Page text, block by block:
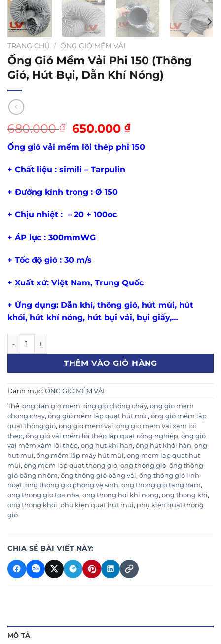
TRANG CHỦ / ỐNG GIÓ MỀM VẢI
Ống Gió Mềm Vải Phi 150 (Thông
Gió, Hút Bụi, Dẫn Khí Nóng)
680.000₫
Giá
gốc
là:
680.000 ₫.
650.000₫Giá
hiện
tại
Ống gió vải mềm lõi thép phi 150
+ Chất liệu : simili – Tarpulin
+ Đường kính trong : Ø 150
+ Chịu nhiệt : – 20 + 100oc
+ ÁP lực : 300mmWG
+ Tốc độ gió : 30 m/s
+ Xuất xứ: Việt Nam, Trung Quốc
+ Ứng dụng: Dẫn khí, thông gió, hút mùi, hút
khói, hút khí nóng, hút bụi vải, bụi giấy,…
Ống Gió Mềm Vải Phi 150 (Thông Gió, Hút Bụi, Dẫn Khí
THÊM VÀO GIỎ HÀNG
Danh mục: ỐNG GIÓ MỀM VẢI
Thẻ: ong dan gio mem, ống gió chống cháy, ong gio mem
chong chay, ống gió mềm lắp quạt hút mùi, ống gió mềm lắp
quạt thông gió, ong gio mem vai, ong gio mem vai xam loi
thep, ống gió vải mềm lõi thép lăp quạt công nghiệp, ống gió
vải mềm xám lõi thép, ong hut khi han, ống hút khói hàn, ong
hut mui, ống mềm lắp máy hút mùi, ong mem lap quat hut
mui, ong mem lap quat thong gio, ong thong gio, ống thông
gió bằng nhôm, ống thông gió bằng vải, ống thông gió linh
hoạt, ống thông gió phòng vệ sinh, ong thong gio tang ham,
ong thong gio toa nha, ong thong hoi khi nong, ong thong khi,
ong thong khoi, phu kien quat hut mui, phụ kiện quạt thông
gió
CHIA SẺ BÀI VIẾT NÀY:
MÔ TẢ